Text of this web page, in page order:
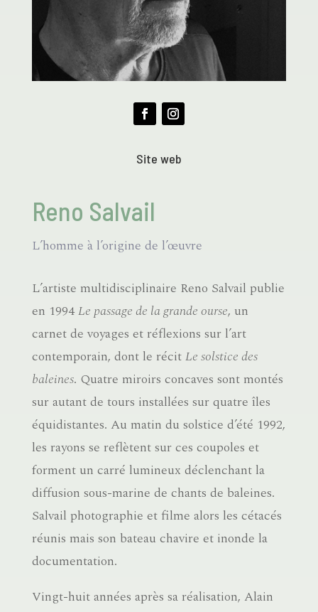
Site web
Reno Salvail
L’homme à l’origine de l’œuvre
L’artiste multidisciplinaire Reno Salvail publie
en 1994Le passage de la grande ourse, un
carnet de voyages et réflexions sur l’art
contemporain, dont le récitLe solstice des
baleines. Quatre miroirs concaves sont montés
sur autant de tours installées sur quatre îles
équidistantes. Au matin du solstice d’été 1992,
les rayons se reflètent sur ces coupoles et
forment un carré lumineux déclenchant la
diffusion sous-marine de chants de baleines.
Salvail photographie et filme alors les cétacés
réunis mais son bateau chavire et inonde la
documentation.
Vingt-huit années après sa réalisation, Alain